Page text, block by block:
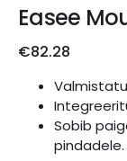
Easee
€82.28
Sobib
pindadele.